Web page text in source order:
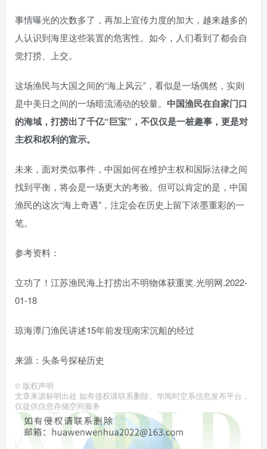
事情曝光的次数多了，再加上宣传力度的加大，越来越多的
人认识到海里这些装置的危害性。如今，人们看到了都会自
觉打捞、上交。
这场渔民与大国之间的“海上风云”，看似是一场偶然，实则
是中美日之间的一场暗流涌动的较量。 中国渔民在自家门口
的海域，打捞出了千亿“巨宝”，不仅仅是一桩趣事，更是对
主权和权利的宣示。
未来，面对类似事件，中国如何在维护主权和国际法律之间
找到平衡，将会是一场更大的考验。但可以肯定的是，中国
渔民的这次“海上奇遇”，注定会在历史上留下浓墨重彩的一
笔。
参考资料：
立功了！江苏渔民海上打捞出不明物体获重奖.光明网.2022-
01-18
琼海潭门渔民讲述15年前发现南宋沉船的经过
来源：头条号探秘历史
© 版权声明
文章来源标明出处 如有侵权请联系删除。华闻时空系信息发布平台，
仅提供信息存储空间服务